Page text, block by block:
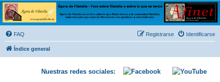
Ágora de Filatelia
Foro sobre filatelia o sobre lo que se tercie. Ágora de Filatelia es un foro abierto que Afinet
ofrece a la comunidad filatélica universal para que exprese libremente sus opiniones y
conocimientos
FAQ Identificarse
Registrarse
Índice general
Nuestras redes sociales: